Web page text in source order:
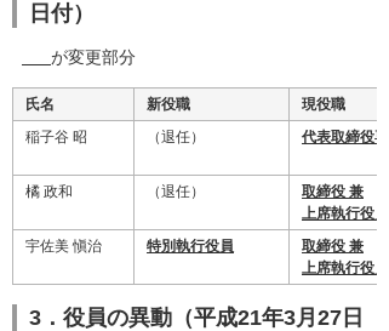
日付）
が変更部分
氏名 新役職
現役職
稲子谷 昭
（退任） 代表取締役専
橘 政和 （退任）
取締役 兼
上席執行役員
宇佐美 愼治
特別執行役員
取締役 兼
上席執行役員
3．役員の異動（平成21年3月27日